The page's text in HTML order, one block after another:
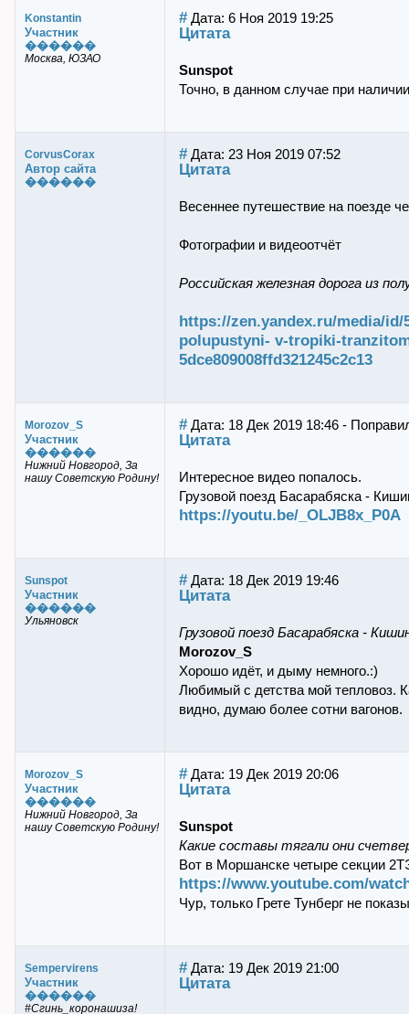
Konstantin
Участник
������
Москва, ЮЗАО
#Дата: 6 Ноя 2019 19:25
Цитата
Sunspot
Точно, в данном случае при
CorvusCorax
Автор сайта
������
#Дата: 23 Ноя 2019 07:52
Цитата
Весеннее путешествие на поезде
Фотографии и видеоотчёт
Российская железная дорога из
https://zen.yandex.ru/media/id/
polupustyni- v-tropiki-
5dce809008ffd321245c2c13
Morozov_S
Участник
������
Нижний Новгород, За
нашу Советскую Родину!
#Дата: 18 Дек 2019 18:46 -
Цитата
Интересное видео попалось.
Грузовой поезд Басарабяска -
https://youtu.be/_OLJB8x_P0A
Sunspot
Участник
������
Ульяновск
#Дата: 18 Дек 2019 19:46
Цитата
Грузовой поезд Басарабяска -
Morozov_S
Хорошо идёт, и дыму немного.:)
Любимый с детства мой тепловоз.
видно, думаю более сотни вагонов.
Morozov_S
Участник
������
Нижний Новгород, За
нашу Советскую Родину!
#Дата: 19 Дек 2019 20:06
Цитата
Sunspot
Какие составы тягали они
Вот в Моршанске четыре секции
https://www.youtube.com/
Чур, только Грете Тунберг не
Sempervirens
Участник
������
#Сгинь_коронашиза!
#Дата: 19 Дек 2019 21:00
Цитата